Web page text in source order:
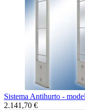
Sistema Antihurto -
2.141,70 €